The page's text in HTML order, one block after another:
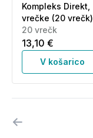
Kompleks Direkt,
vrečke (20 vrečk)
20 vrečk
13,10 €
V košarico